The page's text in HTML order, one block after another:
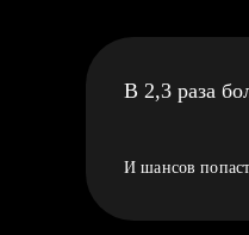
В 2,3 раза
И шансов